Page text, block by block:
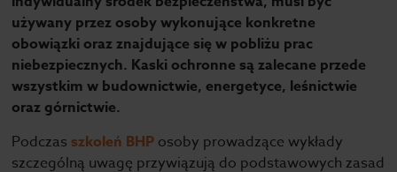
używany przez osoby wykonujące konkretne
obowiązki oraz znajdujące się w pobliżu prac
niebezpiecznych. Kaski ochronne są zalecane przede
wszystkim w budownictwie, energetyce, leśnictwie
oraz górnictwie.
Podczas szkoleń BHP osoby prowadzące wykłady
szczególną uwagę przywiązują do podstawowych zasad